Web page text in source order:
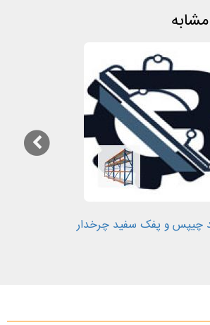
چیپس و پفک سفید چرخدار